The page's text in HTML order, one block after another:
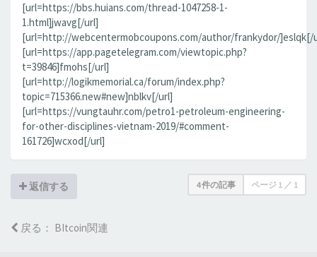
[url=https://bbs.huians.com/thread-1047258-1-
1.html]jwavg[/url]
[url=http://webcentermobcoupons.com/author/frankydor/]eslqk[/
[url=https://app.pagetelegram.com/viewtopic.php?
t=39846]fmohs[/url]
[url=http://logikmemorial.ca/forum/index.php?
topic=715366.new#new]nblkv[/url]
[url=https://vungtauhr.com/petro1-petroleum-engineering-
for-other-disciplines-vietnam-2019/#comment-
161726]wcxod[/url]
返信する 4 件の記事 ページ 1 ／ 1
戻る： BItcoin関連